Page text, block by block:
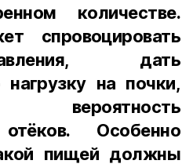
количестве.
спровоцировать
дать
на почки,
отёков. Особенно
пищей должны